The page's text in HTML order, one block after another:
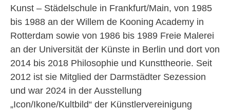
Kunst – Städelschule in Frankfurt/Main, von 1985
bis 1988 an der Willem de Kooning Academy in
Rotterdam sowie von 1986 bis 1989 Freie Malerei
an der Universität der Künste in Berlin und dort von
2014 bis 2018 Philosophie und Kunsttheorie. Seit
2012 ist sie Mitglied der Darmstädter Sezession
und war 2024 in der Ausstellung
„Icon/Ikone/Kultbild“ der Künstlervereinigung